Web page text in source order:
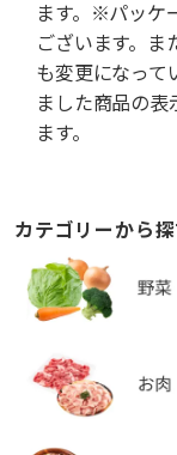
ます。※パッケ
ございます。ま
も変更になって
ました商品の
ます。
カテゴリーから探